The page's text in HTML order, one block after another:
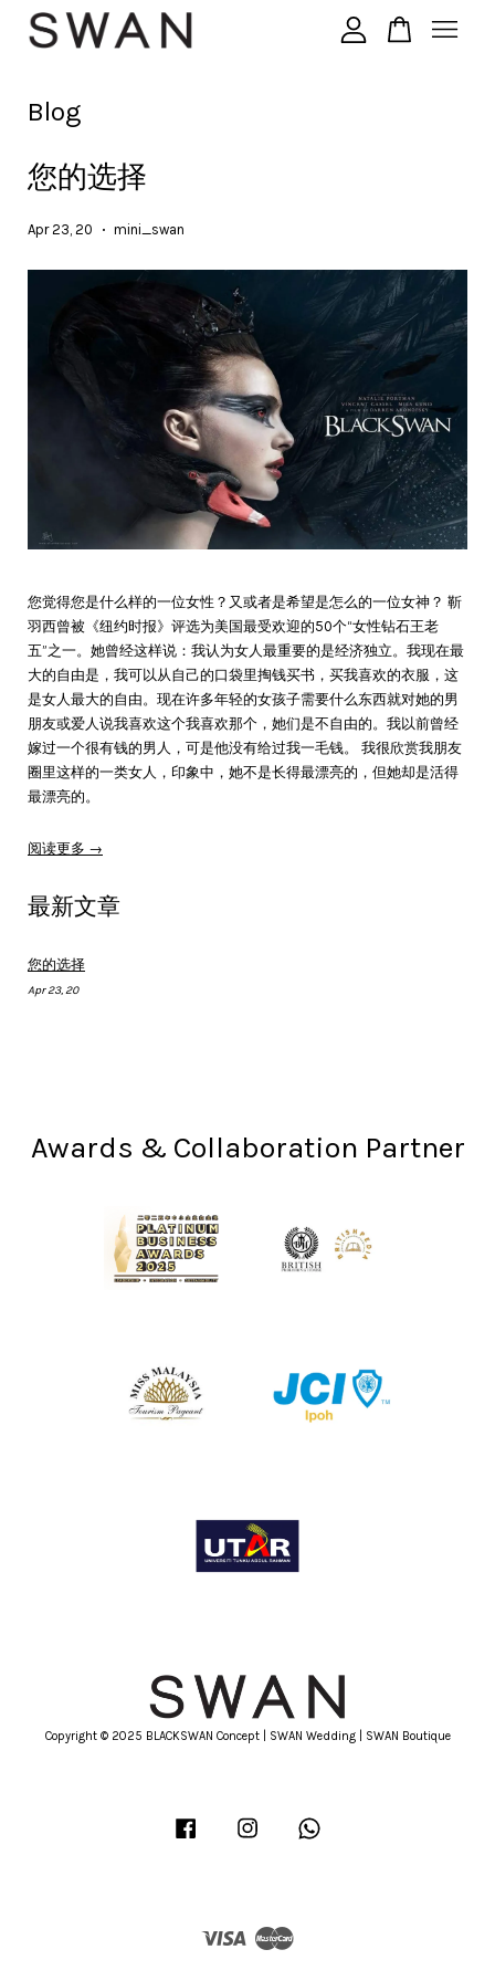
Blog
您的选择
Apr 23, 20 • mini_swan
您觉得您是什么样的一位女性？又或者是希望是怎么的一位女神？ 靳
羽西曾被《纽约时报》评选为美国最受欢迎的50个“女性钻石王老
五”之一。她曾经这样说：我认为女人最重要的是经济独立。我现在最
大的自由是，我可以从自己的口袋里掏钱买书，买我喜欢的衣服，这
是女人最大的自由。现在许多年轻的女孩子需要什么东西就对她的男
朋友或爱人说我喜欢这个我喜欢那个，她们是不自由的。我以前曾经
嫁过一个很有钱的男人，可是他没有给过我一毛钱。 我很欣赏我朋友
圈里这样的一类女人，印象中，她不是长得最漂亮的，但她却是活得
最漂亮的。
阅读更多 →
最新文章
您的选择
Apr 23, 20
Awards & Collaboration Partner
Copyright © 2025 BLACKSWAN Concept | SWAN Wedding | SWAN Boutique
Facebook Instagram
Visa
您的购物车目前还是空的。